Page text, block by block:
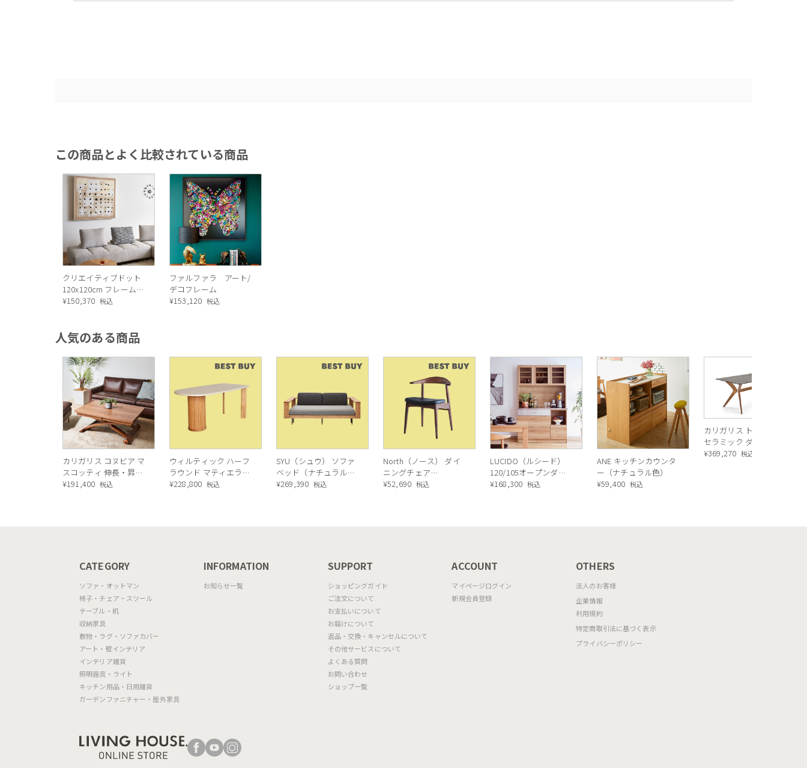
この商品とよく比較されている商品
クリエイティブドット
120x120cm フレームピ
クチャー
¥150,370 税込
ファルファラ アート/
デコフレーム
¥153,120 税込
人気のある商品
カリガリス コヌビア マ
スコッティ 伸長・昇降
式テーブル ／ Calligaris
¥191,400 税込
ウィルティック ハーフ
ラウンド マティエラ塗
装 ダイニングテーブル
¥228,800 税込
SYU（シュウ） ソファ
ベッド（ナチュラル）
190cm
¥269,390 税込
North（ノース） ダイ
ニングチェア
AC02（ウォールナッ
¥52,690 税込
LUCIDO（ルシード）
120/105オープンダイ
ニングボード ナチュラ
¥168,300 税込
ANE キッチンカウンタ
ー（ナチュラル色）
¥59,400 税込
カリガリス トウキョウ
セラミック ダイニング
テーブル ／ Calligaris
¥369,270 税込
CATEGORY
ソファ・オットマン
椅子・チェア・スツール
テーブル・机
収納家具
敷物・ラグ・ソファカバー
アート・壁インテリア
インテリア雑貨
照明器具・ライト
キッチン用品・日用雑貨
ガーデンファニチャー・屋外家具
INFORMATION
お知らせ一覧
SUPPORT
ショッピングガイド
ご注文について
お支払いについて
お届けについて
返品・交換・キャンセルについて
その他サービスについて
よくある質問
お問い合わせ
ショップ一覧
ACCOUNT
マイページログイン
新規会員登録
OTHERS
法人のお客様
企業情報
利用規約
特定商取引法に基づく表示
プライバシーポリシー